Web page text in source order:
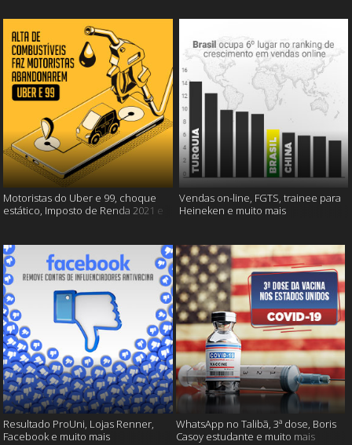
Motoristas do Uber e 99, choque
estático, Imposto de Renda 2021 e
Vendas on-line, FGTS, trainee para
Heineken e muito mais
Resultado ProUni, Lojas Renner,
Facebook e muito mais
WhatsApp no Talibã, 3ª dose, Boris
Casoy estudante e muito mais